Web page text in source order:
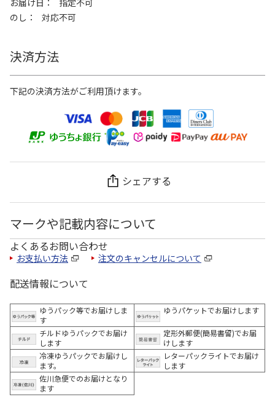
お届け日
指定不可
のし
対応不可
決済方法
下記の決済方法がご利用頂けます。
シェアする
マークや記載内容について
よくあるお問い合わせ
お支払い方法 注文のキャンセルについて
配送情報について
ゆうパック等でお届けしま
す
ゆうパケットでお届けします
チルドゆうパックでお届け
します
定形外郵便(簡易書留)でお届
けします
冷凍ゆうパックでお届けし
ます。
レターパックライトでお届け
します
佐川急便でのお届けとなり
ます